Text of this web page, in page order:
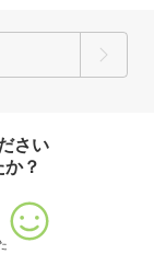
さい
？